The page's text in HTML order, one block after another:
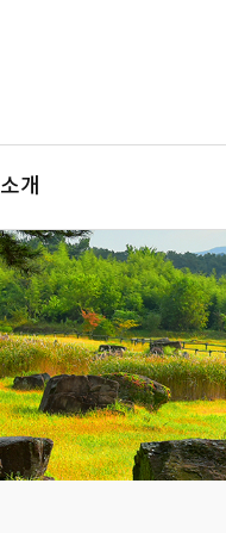
개
동체
강화
경제
사업